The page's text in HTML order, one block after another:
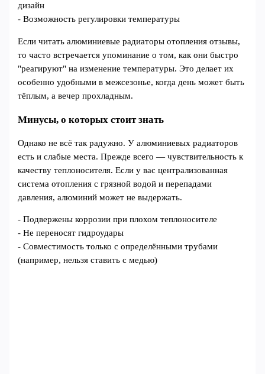
дизайн
- Возможность регулировки температуры
Если читать алюминиевые радиаторы отопления отзывы,
то часто встречается упоминание о том, как они быстро
"реагируют" на изменение температуры. Это делает их
особенно удобными в межсезонье, когда день может быть
тёплым, а вечер прохладным.
Минусы, о которых стоит знать
Однако не всё так радужно. У алюминиевых радиаторов
есть и слабые места. Прежде всего — чувствительность к
качеству теплоносителя. Если у вас централизованная
система отопления с грязной водой и перепадами
давления, алюминий может не выдержать.
- Подвержены коррозии при плохом теплоносителе
- Не переносят гидроудары
- Совместимость только с определёнными трубами
(например, нельзя ставить с медью)